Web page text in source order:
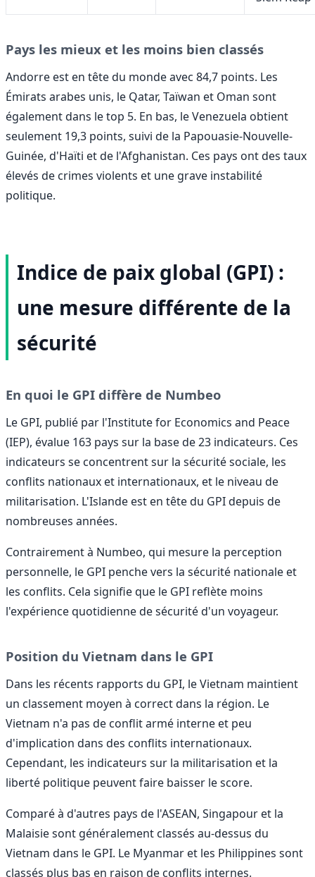
Pays les mieux et les moins bien classés
Andorre est en tête du monde avec 84,7 points. Les
Émirats arabes unis, le Qatar, Taïwan et Oman sont
également dans le top 5. En bas, le Venezuela obtient
seulement 19,3 points, suivi de la Papouasie-Nouvelle-
Guinée, d'Haïti et de l'Afghanistan. Ces pays ont des taux
élevés de crimes violents et une grave instabilité
politique.
Indice de paix global (GPI) :
une mesure différente de la
sécurité
En quoi le GPI diffère de Numbeo
Le GPI, publié par l'Institute for Economics and Peace
(IEP), évalue 163 pays sur la base de 23 indicateurs. Ces
indicateurs se concentrent sur la sécurité sociale, les
conflits nationaux et internationaux, et le niveau de
militarisation. L'Islande est en tête du GPI depuis de
nombreuses années.
Contrairement à Numbeo, qui mesure la perception
personnelle, le GPI penche vers la sécurité nationale et
les conflits. Cela signifie que le GPI reflète moins
l'expérience quotidienne de sécurité d'un voyageur.
Position du Vietnam dans le GPI
Dans les récents rapports du GPI, le Vietnam maintient
un classement moyen à correct dans la région. Le
Vietnam n'a pas de conflit armé interne et peu
d'implication dans des conflits internationaux.
Cependant, les indicateurs sur la militarisation et la
liberté politique peuvent faire baisser le score.
Comparé à d'autres pays de l'ASEAN, Singapour et la
Malaisie sont généralement classés au-dessus du
Vietnam dans le GPI. Le Myanmar et les Philippines sont
classés plus bas en raison de conflits internes.